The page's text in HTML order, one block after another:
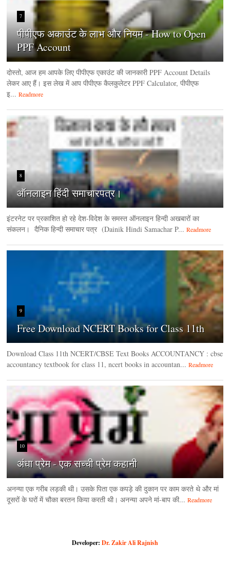
7
पीपीएफ अकाउंट के लाभ और नियम - How to Open
PPF Account
दोस्तो, आज हम आपके लिए पीपीएफ एकाउंट की जानकारी PPF Account Details
लेकर आए हैं। इस लेख में आप पीपीएफ कैलकुलेटर PPF Calculator, पीपीएफ
इ... Readmore
8
ऑनलाइन हिंदी समाचारपत्र।
इंटरनेट पर प्रकाशित हो रहे देश-विदेश के समस्त ऑनलाइन हिन्दी अखबारों का
संकलन। दैनिक हिन्‍दी समाचार पत्र (Dainik Hindi Samachar P... Readmore
9
Free Download NCERT Books for Class 11th
Download Class 11th NCERT/CBSE Text Books ACCOUNTANCY : cbse
accountancy textbook for class 11, ncert books in accountan... Readmore
10
अंधा प्रेम - एक सच्ची प्रेम कहानी
अनन्या एक गरीब लड़की थी। उसके पिता एक कपड़े की दुकान पर काम करते थे और मां
दूसरों के घरों में चौका बरतन किया करती थी। अनन्या अपने मां-बाप की... Readmore
Developer: Dr. Zakir Ali Rajnish